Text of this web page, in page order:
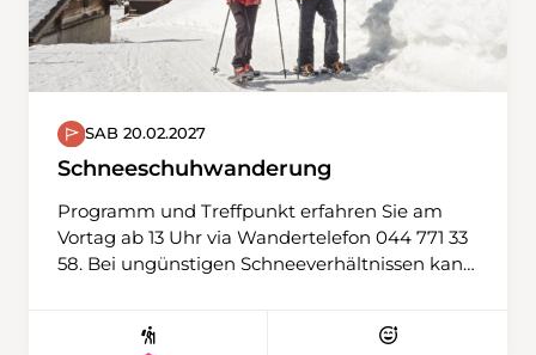
SAB 20.02.2027
Schneeschuhwanderung
Programm und Treffpunkt erfahren Sie am
Vortag ab 13 Uhr via Wandertelefon 044 771 33
58. Bei ungünstigen Schneeverhältnissen kann
Ersatz-T-Shirt, Verpflegung aus dem Rucksack,